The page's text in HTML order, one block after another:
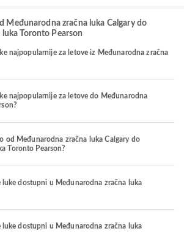
Međunarodna zračna luka Calgary do
Toronto Pearson
najpopularnije za letove iz Međunarodna zračna
najpopularnije za letove do Međunarodna
od Međunarodna zračna luka Calgary do
Toronto Pearson?
luke dostupni u Međunarodna zračna luka
luke dostupni u Međunarodna zračna luka